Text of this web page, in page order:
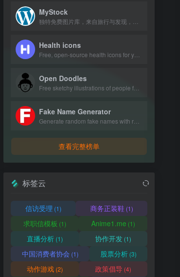
MyStock
Health icons
Open Doodles
Fake Name Generator
查看完整榜单
标签云
信访受理 (1) 商务正装鞋(1)
求职信模板 (1) Anime1.me (1)
直播分析 (1) 协作开发 (1)
中国消费者协会 (1) 股票分析(3)
动作游戏 (2) 政策倡导 (4)